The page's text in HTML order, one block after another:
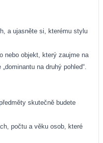
a ujasněte si, kterému stylu
nebo objekt, který zaujme na
na druhý pohled“.
skutečně budete
počtu a věku osob, které